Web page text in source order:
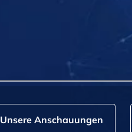
Unsere Anschauungen